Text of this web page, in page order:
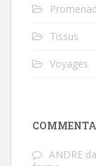
Tissus
Voyages
ANDRE